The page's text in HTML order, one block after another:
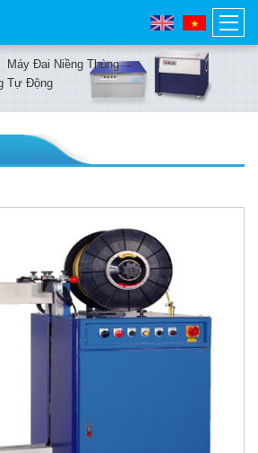
Máy Đai Niềng Thùng
Tự Động